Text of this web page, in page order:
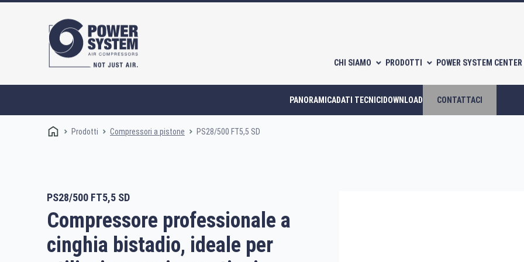
CHI SIAMO PRODOTTI POWER SYSTEM CENTER
PANORAMICADATI TECNICI DOWNLOAD CONTATTACI
Compressori a vite
Prodotti Compressori a pistone PS28/500 FT5,5 SD
PS28/500 FT5,5 SD
Compressore professionale a
cinghia bistadio, ideale per